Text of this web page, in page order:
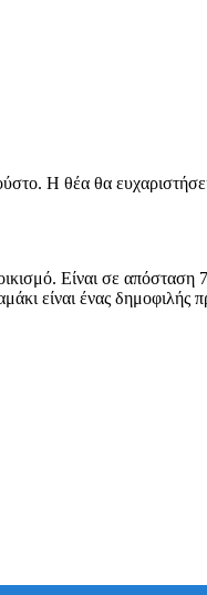
Η θέα θα
Είναι σε
είναι ένας δημοφιλής